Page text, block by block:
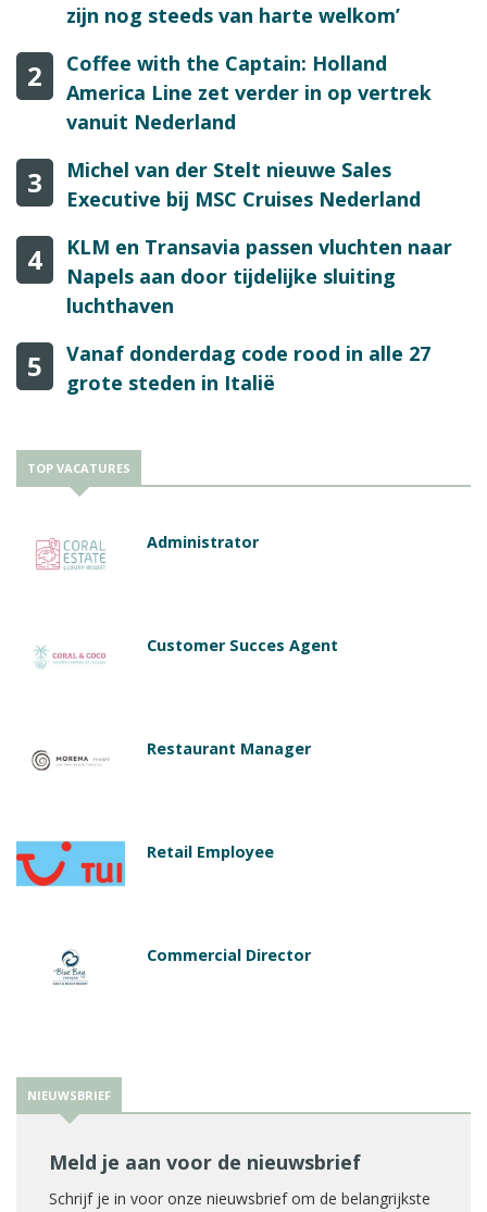
zijn nog steeds van harte welkom’
2
Coffee with the Captain: Holland
America Line zet verder in op vertrek
vanuit Nederland
3
Michel van der Stelt nieuwe Sales
Executive bij MSC Cruises Nederland
4
KLM en Transavia passen vluchten naar
Napels aan door tijdelijke sluiting
luchthaven
5
Vanaf donderdag code rood in alle 27
grote steden in Italië
TOP VACATURES
Administrator
Customer Succes Agent
Restaurant Manager
Retail Employee
Commercial Director
NIEUWSBRIEF
Meld je aan voor de nieuwsbrief
Schrijf je in voor onze nieuwsbrief om de belangrijkste